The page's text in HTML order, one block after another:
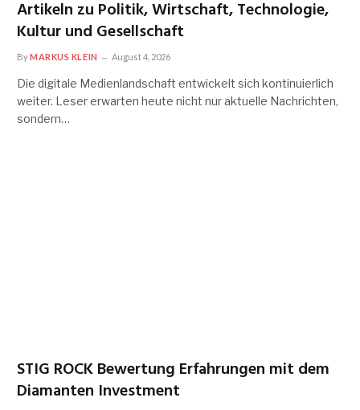
Artikeln zu Politik, Wirtschaft, Technologie,
Kultur und Gesellschaft
ByMARKUS KLEIN August 4, 2026
Die digitale Medienlandschaft entwickelt sich kontinuierlich
weiter. Leser erwarten heute nicht nur aktuelle Nachrichten,
sondern…
STIG ROCK Bewertung Erfahrungen mit dem
Diamanten Investment